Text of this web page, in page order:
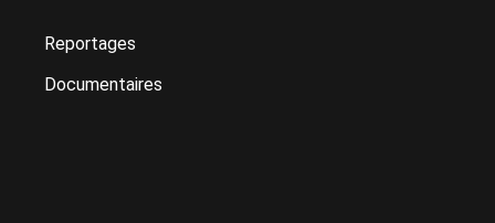
Reportages
Documentaires